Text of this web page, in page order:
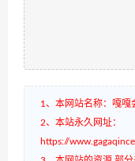
1、本网站名称：嘎嘎
2、本站永久网址：
https://